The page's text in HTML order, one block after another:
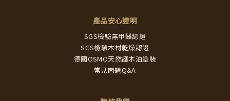
產品安心證明
SGS檢驗無甲醛認證
SGS檢驗木材乾燥認證
德國OSMO天然護木油塗裝
常見問題Q&A